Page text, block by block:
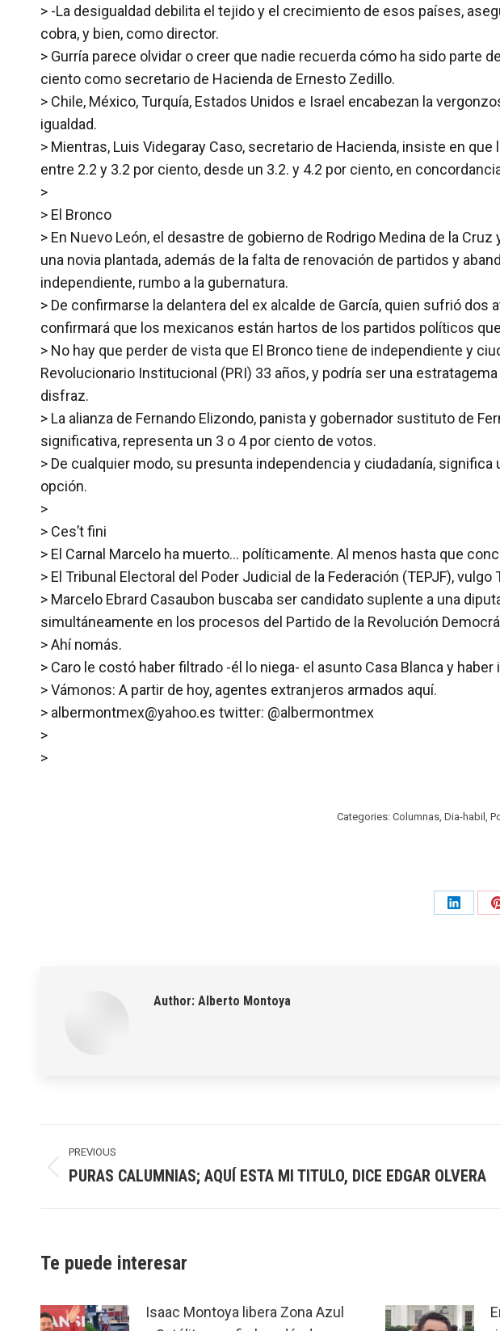
> -La desigualdad debilita el tejido y el crecimiento de esos países,
cobra, y bien, como director.
> Gurría parece olvidar o creer que nadie recuerda cómo ha sido parte
ciento como secretario de Hacienda de Ernesto Zedillo.
> Chile, México, Turquía, Estados Unidos e Israel encabezan la
igualdad.
> Mientras, Luis Videgaray Caso, secretario de Hacienda, insiste en
entre 2.2 y 3.2 por ciento, desde un 3.2. y 4.2 por ciento, en
>
> El Bronco
> En Nuevo León, el desastre de gobierno de Rodrigo Medina de la
una novia plantada, además de la falta de renovación de partidos y
independiente, rumbo a la gubernatura.
> De confirmarse la delantera del ex alcalde de García, quien sufrió
confirmará que los mexicanos están hartos de los partidos políticos
> No hay que perder de vista que El Bronco tiene de independiente y
Revolucionario Institucional (PRI) 33 años, y podría ser una
disfraz.
> La alianza de Fernando Elizondo, panista y gobernador sustituto de
significativa, representa un 3 o 4 por ciento de votos.
> De cualquier modo, su presunta independencia y ciudadanía,
opción.
>
> Ces’t fini
> El Carnal Marcelo ha muerto… políticamente. Al menos hasta que
> El Tribunal Electoral del Poder Judicial de la Federación (TEPJF),
> Marcelo Ebrard Casaubon buscaba ser candidato suplente a una
simultáneamente en los procesos del Partido de la Revolución
> Ahí nomás.
> Caro le costó haber filtrado -él lo niega- el asunto Casa Blanca y
> Vámonos: A partir de hoy, agentes extranjeros armados aquí.
> albermontmex@yahoo.es twitter: @albermontmex
>
>
Categories: Columnas, Dia-habil ,
Share
Author: Alberto Montoya
navigation
PREVIOUS
Previous
PURAS CALUMNIAS; AQUÍ ESTA MI TITULO, DICE EDGAR OLVERA
Te puede interesar
Isaac Montoya libera Zona Azul